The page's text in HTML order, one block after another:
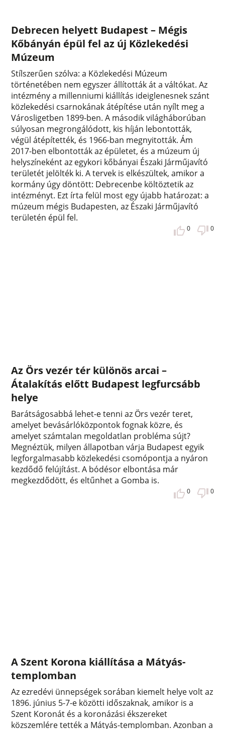
Debrecen helyett Budapest – Mégis
Kőbányán épül fel az új Közlekedési
Múzeum
Stílszerűen szólva: a Közlekedési Múzeum
történetében nem egyszer állították át a váltókat. Az
intézmény a millenniumi kiállítás ideiglenesnek szánt
közlekedési csarnokának átépítése után nyílt meg a
Városligetben 1899-ben. A második világháborúban
súlyosan megrongálódott, kis híján lebontották,
végül átépítették, és 1966-ban megnyitották. Ám
2017-ben elbontották az épületet, és a múzeum új
helyszíneként az egykori kőbányai Északi Járműjavító
területét jelölték ki. A tervek is elkészültek, amikor a
kormány úgy döntött: Debrecenbe költöztetik az
intézményt. Ezt írta felül most egy újabb határozat: a
múzeum mégis Budapesten, az Északi Járműjavító
területén épül fel.
0 0
Az Örs vezér tér különös arcai –
Átalakítás előtt Budapest legfurcsább
helye
Barátságosabbá lehet-e tenni az Örs vezér teret,
amelyet bevásárlóközpontok fognak közre, és
amelyet számtalan megoldatlan probléma sújt?
Megnéztük, milyen állapotban várja Budapest egyik
legforgalmasabb közlekedési csomópontja a nyáron
kezdődő felújítást. A bódésor elbontása már
megkezdődött, és eltűnhet a Gomba is.
0 0
A Szent Korona kiállítása a Mátyás-
templomban
Az ezredévi ünnepségek sorában kiemelt helye volt az
1896. június 5-7-e közötti időszaknak, amikor is a
Szent Koronát és a koronázási ékszereket
közszemlére tették a Mátyás-templomban. Azonban a